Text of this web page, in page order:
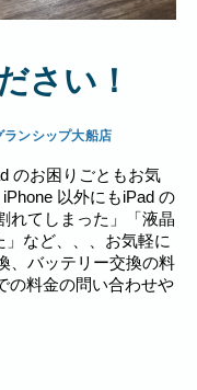
さい！
ランシップ大船店
のお困りごともお気
以外にもiPad の
れてしまった」「液晶
など、、、お気軽に
、バッテリー交換の料
料金の問い合わせや